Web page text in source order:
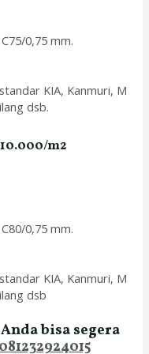
0,75 mm.
KIA, Kanmuri, M
dsb.
m2
0,75 mm.
KIA, Kanmuri, M
dsb
bisa segera